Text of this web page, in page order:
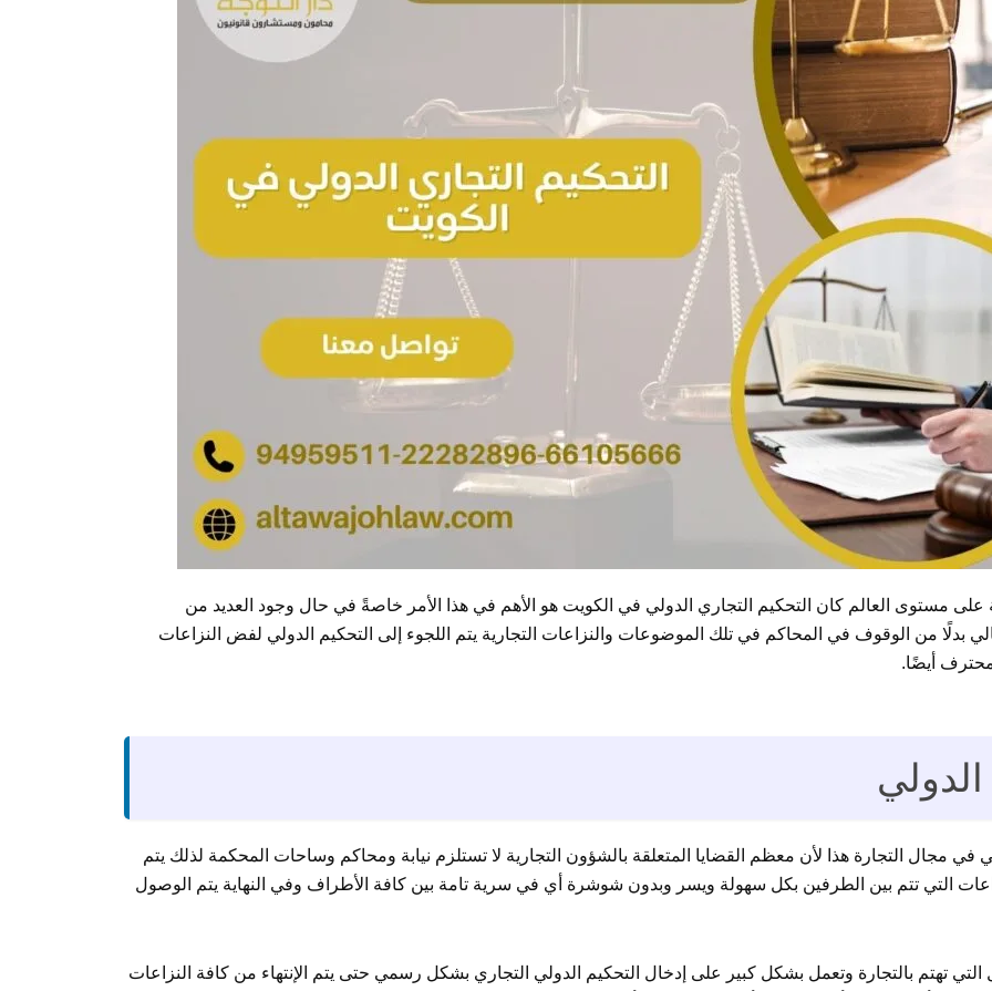
على مستوى العالم كان التحكيم التجاري الدولي في الكويت هو الأهم في هذا الأمر خاصةً في حال وجود العديد من
بدلًا من الوقوف في المحاكم في تلك الموضوعات والنزاعات التجارية يتم اللجوء إلى التحكيم الدولي لفض النزاعات
أيضًا.
في مجال التجارة هذا لأن معظم القضايا المتعلقة بالشؤون التجارية لا تستلزم نيابة ومحاكم وساحات المحكمة لذلك يتم
التي تتم بين الطرفين بكل سهولة ويسر وبدون شوشرة أي في سرية تامة بين كافة الأطراف وفي النهاية يتم الوصول
التي تهتم بالتجارة وتعمل بشكل كبير على إدخال التحكيم الدولي التجاري بشكل رسمي حتى يتم الإنتهاء من كافة النزاعات